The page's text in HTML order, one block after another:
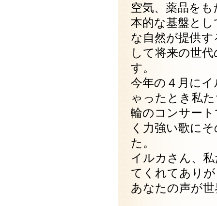
空気、薬品を
本的な基盤と
な自然が提供
して将来の世
す。
今年の４月に
ゃったとき私
輪のコンサー
く力強い歌に
た。
イルカさん、
てくれてあり
あなたの声が